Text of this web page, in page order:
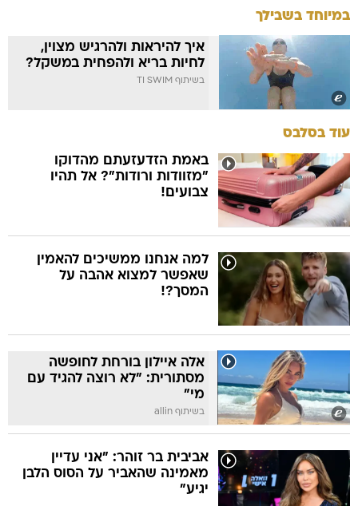
במיוחד בשבילך
איך להיראות ולהרגיש מצוין,
לחיות בריא ולהפחית במשקל?
בשיתוף TI SWIM
עוד בסלבס
באמת הזדעזעתם מהדוקו
"מזוודות ורודות"? אל תהיו
צבועים!
למה אנחנו ממשיכים להאמין
שאפשר למצוא אהבה על
המסך?!
אלה איילון בורחת לחופשה
מסתורית: "לא רוצה להגיד עם
מי"
בשיתוף allin
אביבית בר זוהר: "אני עדיין
מאמינה שהאביר על הסוס הלבן
יגיע"